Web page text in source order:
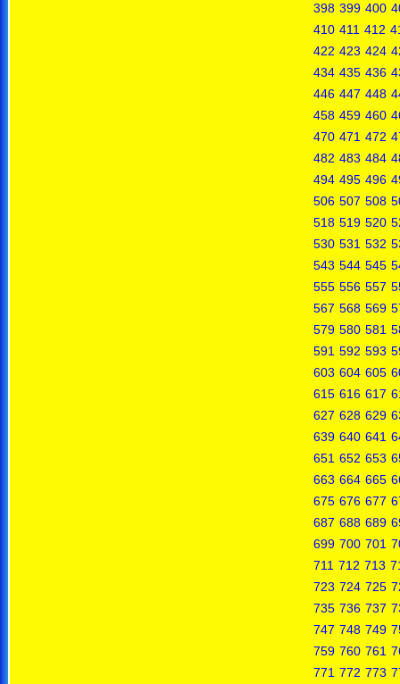
398 399 400
410 411 412
422 423 424
434 435 436
446 447 448
458 459 460
470 471 472
482 483 484
494 495 496
506 507 508
518 519 520
530 531 532
543 544 545
555 556 557
567 568 569
579 580 581
591 592 593
603 604 605
615 616 617
627 628 629
639 640 641
651 652 653
663 664 665
675 676 677
687 688 689
699 700 701
711 712 713
723 724 725
735 736 737
747 748 749
759 760 761
771 772 773